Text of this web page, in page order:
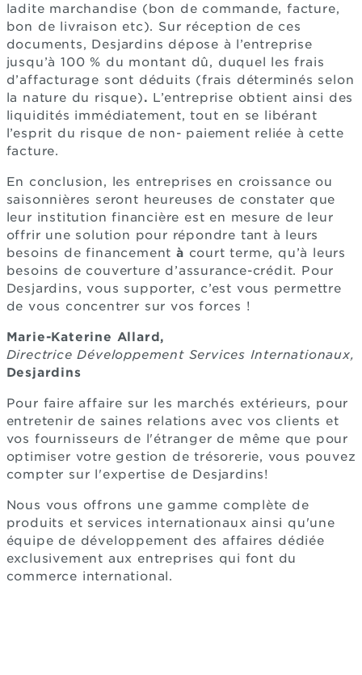
ladite marchandise (bon de commande, facture,
bon de livraison etc). Sur réception de ces
documents, Desjardins dépose à l’entreprise
jusqu’à 100 % du montant dû, duquel les frais
d’affacturage sont déduits (frais déterminés selon
la nature du risque). L’entreprise obtient ainsi des
liquidités immédiatement, tout en se libérant
l’esprit du risque de non- paiement reliée à cette
facture.
En conclusion, les entreprises en croissance ou
saisonnières seront heureuses de constater que
leur institution financière est en mesure de leur
offrir une solution pour répondre tant à leurs
besoins de financement à court terme, qu’à leurs
besoins de couverture d’assurance-crédit. Pour
Desjardins, vous supporter, c’est vous permettre
de vous concentrer sur vos forces !
Marie-Katerine Allard,
Directrice Développement Services Internationaux,
Desjardins
Pour faire affaire sur les marchés extérieurs, pour
entretenir de saines relations avec vos clients et
vos fournisseurs de l'étranger de même que pour
optimiser votre gestion de trésorerie, vous pouvez
compter sur l'expertise de Desjardins!
Nous vous offrons une gamme complète de
produits et services internationaux ainsi qu'une
équipe de développement des affaires dédiée
exclusivement aux entreprises qui font du
commerce international.